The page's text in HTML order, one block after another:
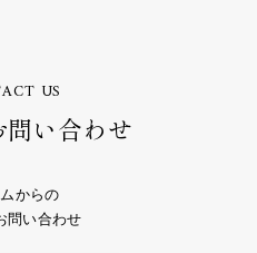
US
問い合わせ
からの
問い合わせ